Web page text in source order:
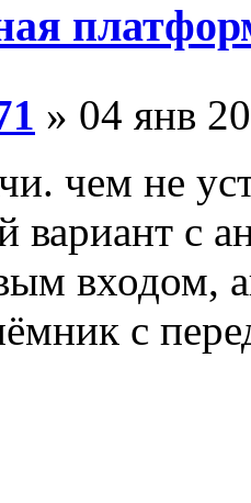
» 04 янв
чем не
вариант с
входом,
с